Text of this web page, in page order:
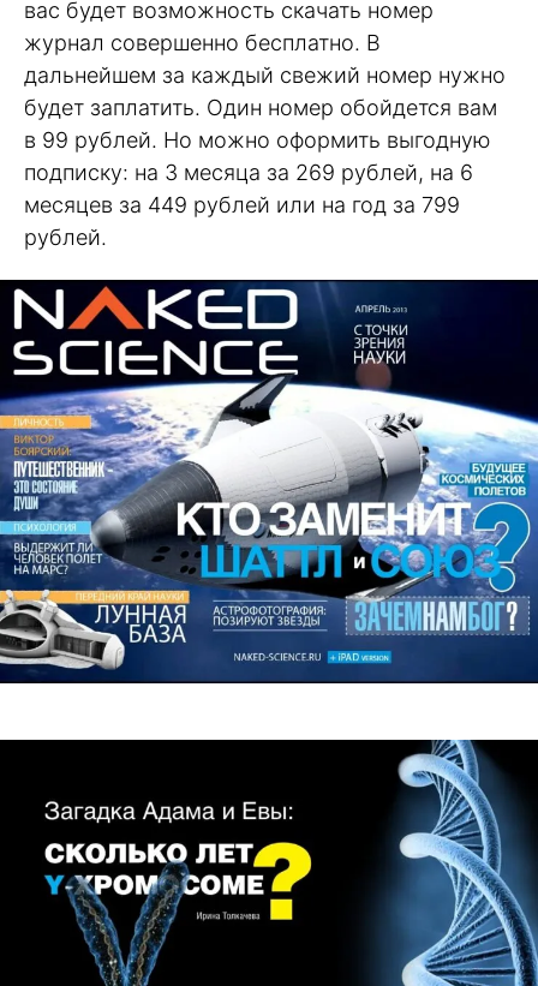
вас будет возможность скачать номер
журнал совершенно бесплатно. В
дальнейшем за каждый свежий номер нужно
будет заплатить. Один номер обойдется вам
в 99 рублей. Но можно оформить выгодную
подписку: на 3 месяца за 269 рублей, на 6
месяцев за 449 рублей или на год за 799
рублей.